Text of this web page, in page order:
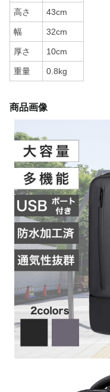
高さ 43cm
幅 32cm
厚さ 10cm
重量 0.8kg
商品画像